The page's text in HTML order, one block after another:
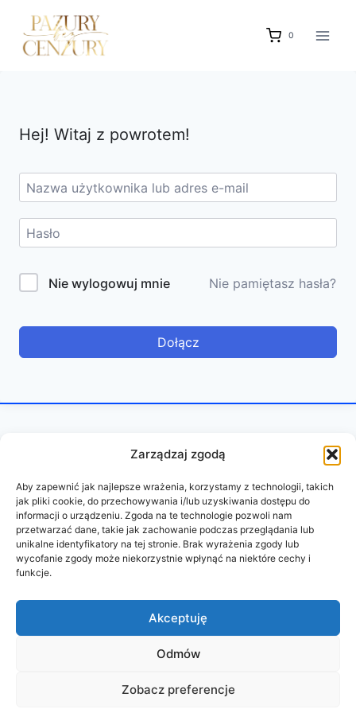
Zarządzaj zgodą
Aby zapewnić jak najlepsze wrażenia, korzystamy z technologii, takich
jak pliki cookie, do przechowywania i/lub uzyskiwania dostępu do
informacji o urządzeniu. Zgoda na te technologie pozwoli nam
przetwarzać dane, takie jak zachowanie podczas przeglądania lub
unikalne identyfikatory na tej stronie. Brak wyrażenia zgody lub
wycofanie zgody może niekorzystnie wpłynąć na niektóre cechy i
funkcje.
Akceptuję
Odmów
Zobacz preferencje
treści
0
Hej! Witaj z powrotem!
Nie wylogowuj mnie Nie pamiętasz hasła?
Dołącz
REGULAMIN POLITYKA PRYWATNOŚCI